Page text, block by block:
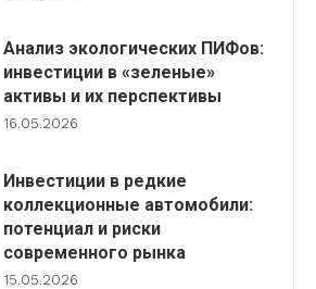
Анализ экологических ПИФов:
инвестиции в «зеленые»
активы и их перспективы
16.05.2026
Инвестиции в редкие
коллекционные автомобили:
потенциал и риски
современного рынка
15.05.2026